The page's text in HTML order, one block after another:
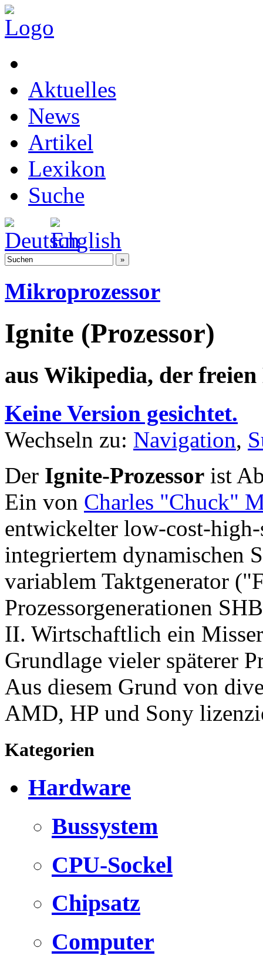
Aktuelles
News
Artikel
Lexikon
Suche
Mikroprozessor
Ignite (Prozessor)
aus Wikipedia, der
Keine Version gesichtet.
Wechseln zu: Navigation,
Der Ignite-Prozessor ist
Ein von Charles "Chuck"
entwickelter low-cost-
integriertem dynamischen
variablem Taktgenerator
Prozessorgenerationen
II. Wirtschaftlich ein
Grundlage vieler späterer
Aus diesem Grund von
AMD, HP und Sony
Kategorien
Hardware
Bussystem
CPU-Sockel
Chipsatz
Computer